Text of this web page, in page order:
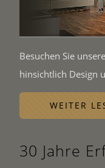
Besuchen Sie
hinsichtlich Design
WEITER
30 Jahre